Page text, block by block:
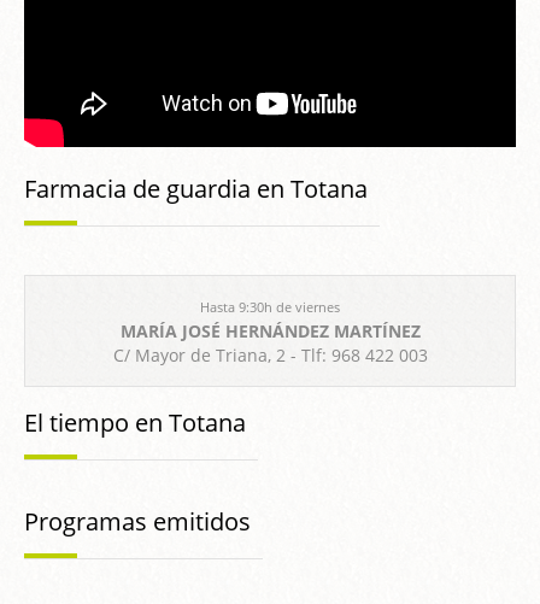
Programas emitidos
Farmacia de guardia en Totana
Hasta 9:30h de viernes
MARÍA JOSÉ HERNÁNDEZ MARTÍNEZ
C/ Mayor de Triana, 2 - Tlf: 968 422 003
El tiempo en Totana